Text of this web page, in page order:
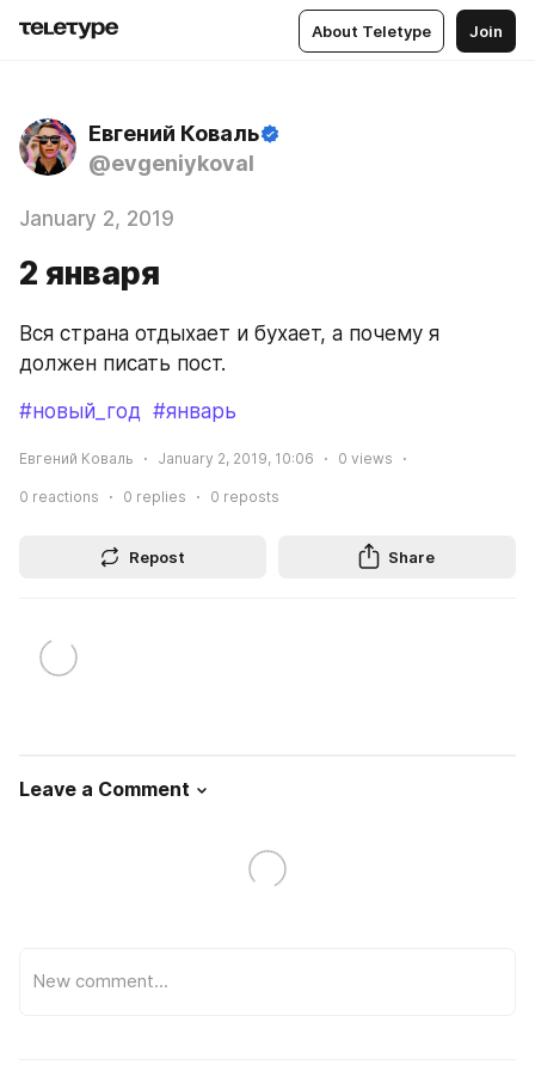
About Teletype Join
Евгений Коваль
@evgeniykoval
January 2, 2019
2 января
Вся страна отдыхает и бухает, а почему я
должен писать пост.
#новый_год #январь
Евгений Коваль January 2, 2019, 10:06 0 views
0 reactions 0 replies 0 reposts
Repost Share
Leave a Comment